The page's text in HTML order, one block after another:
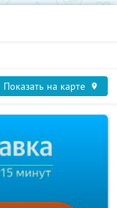
Показать на карте